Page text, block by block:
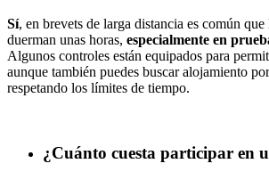
Sí, en brevets de larga distancia es común
duerman unas horas, especialmente en
Algunos controles están equipados para
aunque también puedes buscar alojamiento
respetando los límites de tiempo.
¿Cuánto cuesta participar en